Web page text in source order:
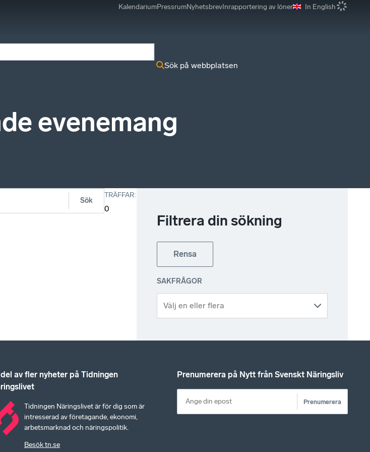
KalendariumPressrumNyhetsbrevInrapportering av löner In English
Sök på webbplatsen
evenemang
Filtrera din sökning
Rensa
SAKFRÅGOR
Sök
TRÄFFAR:
0
del av fler nyheter på Tidningen
Tidningen Näringslivet är för dig som är
intresserad av företagande, ekonomi,
arbetsmarknad och näringspolitik.
Besök tn.se
Prenumerera på Nytt från Svenskt Näringsliv
Prenumerera